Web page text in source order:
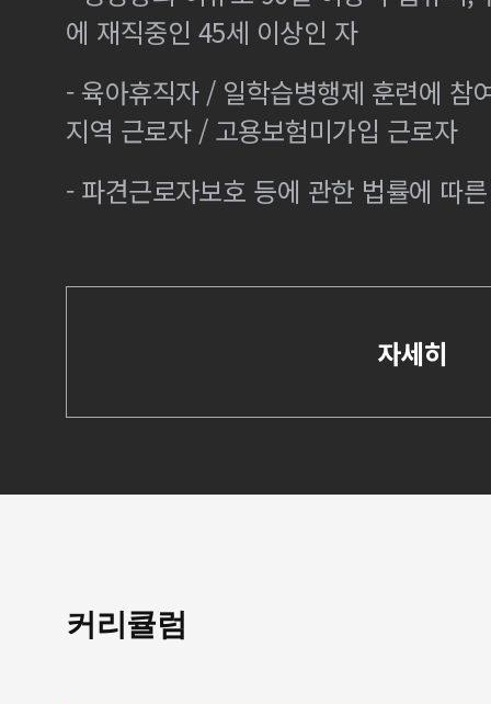
에 재직중인 45세 이상인 자
- 육아휴직자 / 일학습병행제 훈련에 참
지역 근로자 / 고용보험미가입 근로자
- 파견근로자보호 등에 관한 법률에 따
자세히
커리큘럼